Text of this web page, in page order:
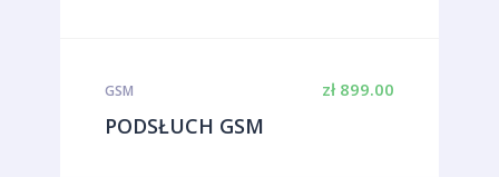
zł 899.00
GSM
PODSŁUCH GSM